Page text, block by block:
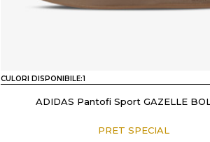
CULORI DISPONIBILE:1
ADIDAS Pantofi Sport GAZELLE
PRET SPECIAL